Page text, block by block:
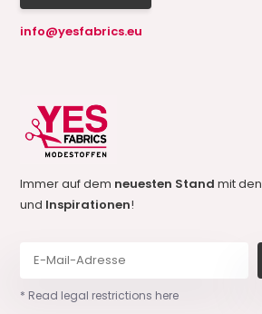
info@yesfabrics.eu
Immer auf dem neuesten Standmit den
und Inspirationen!
* Read legal restrictions here